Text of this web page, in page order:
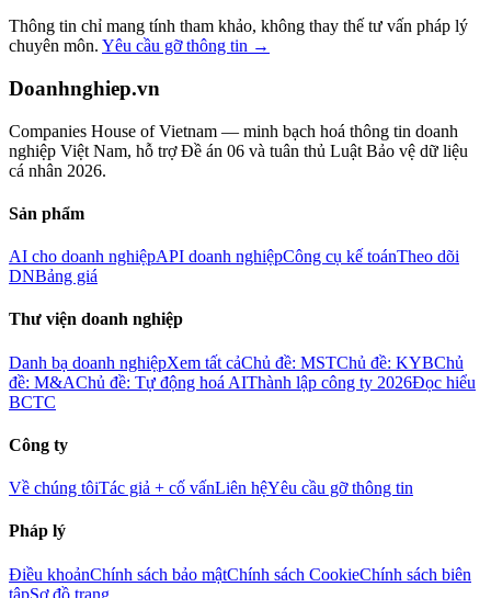
Thông tin chỉ mang tính tham khảo, không thay thế tư vấn pháp lý
chuyên môn. Yêu cầu gỡ thông tin →
Doanhnghiep.vn
Companies House of Vietnam — minh bạch hoá thông tin doanh
nghiệp Việt Nam, hỗ trợ Đề án 06 và tuân thủ Luật Bảo vệ dữ liệu
cá nhân 2026.
Sản phẩm
AI cho doanh nghiệpAPI doanh nghiệpCông cụ kế toánTheo dõi
DNBảng giá
Thư viện doanh nghiệp
Danh bạ doanh nghiệpXem tất cảChủ đề: MSTChủ đề: KYBChủ
đề: M&AChủ đề: Tự động hoá AIThành lập công ty 2026Đọc hiểu
BCTC
Công ty
Về chúng tôiTác giả + cố vấnLiên hệYêu cầu gỡ thông tin
Pháp lý
Điều khoảnChính sách bảo mậtChính sách CookieChính sách biên
tậpSơ đồ trang